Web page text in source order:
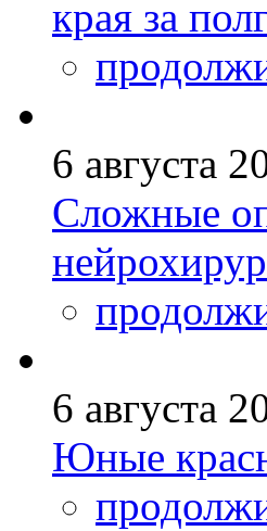
края за
6 августа
Сложные
6 августа
Юные